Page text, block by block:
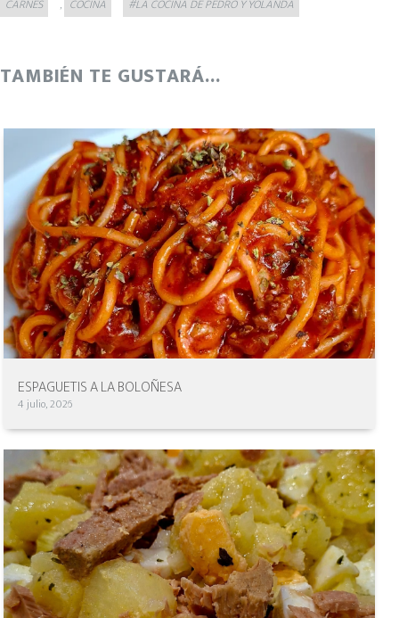
CARNES , COCINA #LA COCINA DE PEDRO Y YOLANDA
TAMBIÉN TE GUSTARÁ...
ESPAGUETIS A LA BOLOÑESA
4 julio, 2026